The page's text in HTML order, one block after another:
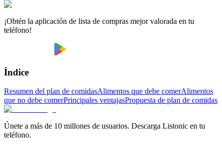
¡Obtén la aplicación de lista de compras mejor valorada en tu
teléfono!
Índice
Resumen del plan de comidasAlimentos que debe comerAlimentos
que no debe comerPrincipales ventajasPropuesta de plan de comidas
Únete a más de 10 millones de usuarios. Descarga Listonic en tu
teléfono.